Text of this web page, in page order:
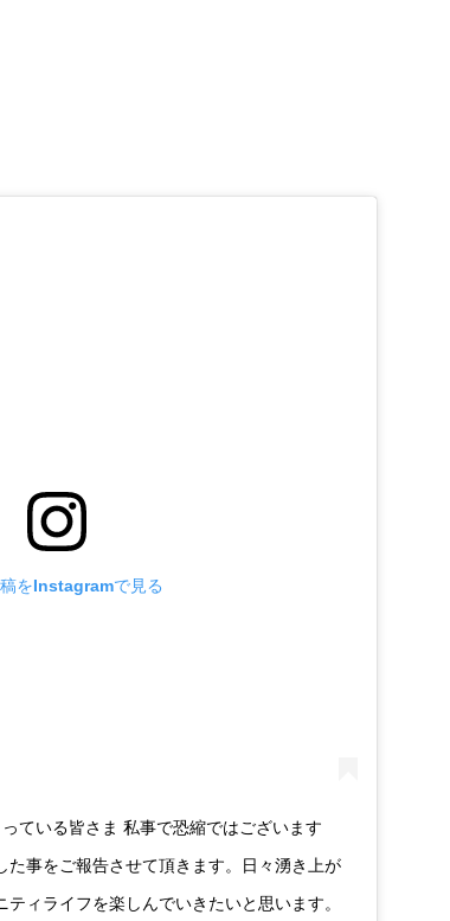
をInstagramで見る
ている皆さま 私事で恐縮ではございます
た事をご報告させて頂きます。日々湧き上が
ィライフを楽しんでいきたいと思います。